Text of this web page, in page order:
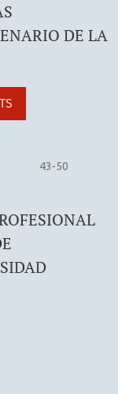
DE LA
43-50